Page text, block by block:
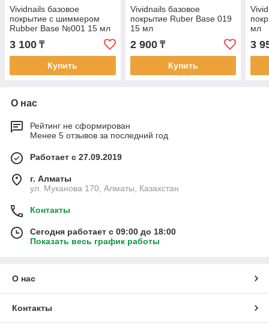
Vividnails базовое
покрытие с шиммером
Rubber Base №001 15 мл
3 100 ₸
Купить
Vividnails базовое
покрытие Ruber Base 019
15 мл
2 900₸
Купить
мл
3
О нас
Рейтинг не сформирован
Менее 5 отзывов за последний год
Работает с 27.09.2019
г. Алматы
ул. Муканова 170, Алматы, Казахстан
Контакты
Сегодня работает с 09:00 до 18:00
Показать весь график работы
О нас
Контакты